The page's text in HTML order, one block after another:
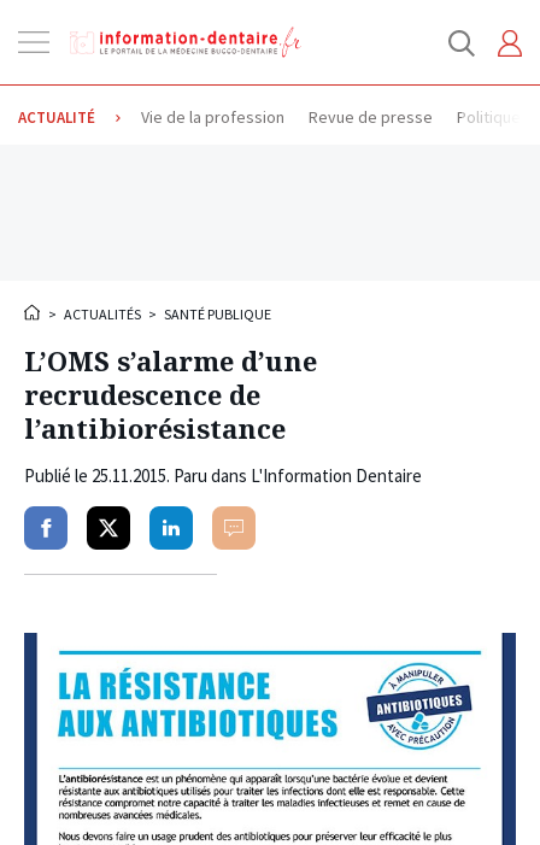
la
navigation
ACTUALITÉ Vie de la profession Revue de presse Politique
> ACTUALITÉS > SANTÉ PUBLIQUE
L’OMS s’alarme d’une
recrudescence de
l’antibiorésistance
Publié le 25.11.2015. Paru dans L'Information Dentaire
PartagerPartagerPartagerCommenter